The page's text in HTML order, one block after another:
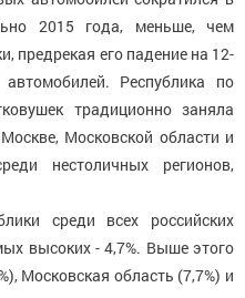
2015 года, меньше, чем
предрекая его падение на 12-
Республика по
традиционно заняла
Московской области и
нестоличных регионов,
среди всех российских
высоких - 4,7%. Выше этого
Московская область (7,7%) и